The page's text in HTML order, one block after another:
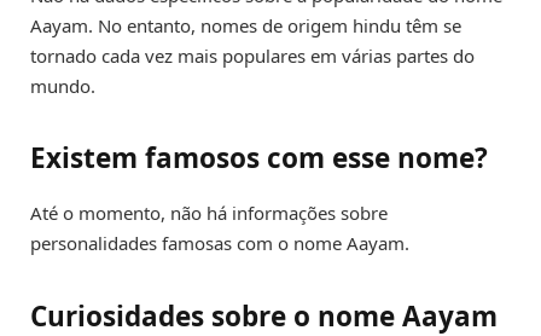
Aayam. No entanto, nomes de origem hindu têm se
tornado cada vez mais populares em várias partes do
mundo.
Existem famosos com esse nome?
Até o momento, não há informações sobre
personalidades famosas com o nome Aayam.
Curiosidades sobre o nome Aayam